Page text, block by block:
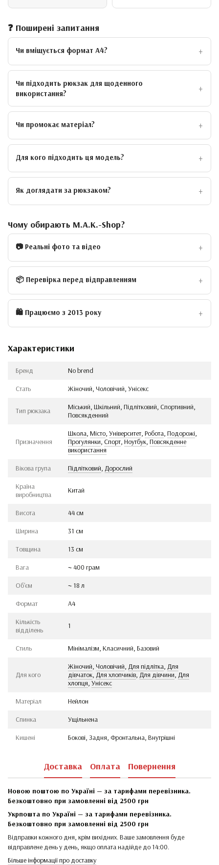
❓ Поширені запитання
Чи вміщується формат А4?
Чи підходить рюкзак для щоденного
використання?
Чи промокає матеріал?
Для кого підходить ця модель?
Як доглядати за рюкзаком?
Чому обирають M.A.K.-Shop?
📷 Реальні фото та відео
📦 Перевірка перед відправленням
🛍 Працюємо з 2013 року
Характеристики
Бренд No brend
Стать Жіночий, Чоловічий, Унісекс
Тип рюкзака
Міський, Шкільний, Підлітковий, Спортивний,
Повсякденний
Призначення
Школа, Місто, Університет, Робота, Подорожі,
Прогулянки, Спорт, Ноутбук, Повсякденне
використання
Вікова група Підлітковий, Дорослий
Країна
виробництва
Китай
Висота 44 см
Ширина 31 см
Товщина 13 см
Вага ~ 400 грам
Об'єм ~ 18 л
Формат А4
Кількість
відділень
1
Стиль Мінімалізм, Класичний, Базовий
Для кого
Жіночий, Чоловічий, Для підлітка, Для
дівчаток, Для хлопчиків, Для дівчини, Для
хлопця, Унісекс
Матеріал Нейлон
Спинка Ущільнена
Кишені Бокові, Задня, Фронтальна, Внутрішні
Доставка Оплата Повернення
Новою поштою по Україні — за тарифами перевізника.
Безкоштовно при замовленні від 2500 грн
Укрпошта по Україні — за тарифами перевізника.
Безкоштовно при замовленні від 2500 грн
Відправки кожного дня, крім вихідних. Ваше замовлення буде
відправлене день у день, якщо оплата надійде до 14:00.
Більше інформації про доставку